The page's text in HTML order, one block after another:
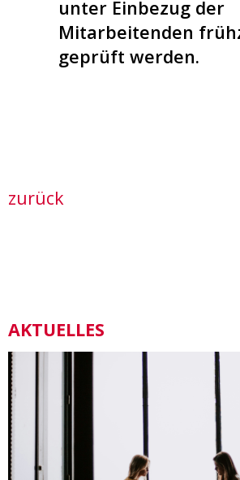
unter Einbezug der
Mitarbeitenden
geprüft werden.
zurück
AKTUELLES